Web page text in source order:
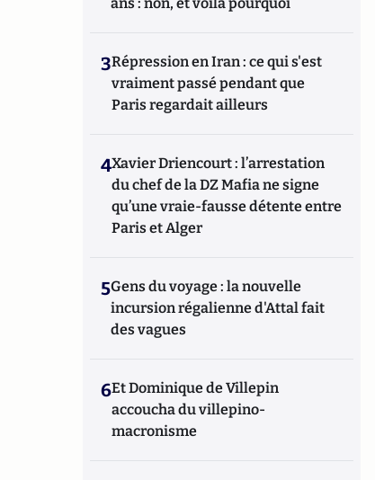
3Répression en Iran : ce qui s'est
vraiment passé pendant que
Paris regardait ailleurs
4Xavier Driencourt : l’arrestation
du chef de la DZ Mafia ne signe
qu’une vraie-fausse détente entre
Paris et Alger
5Gens du voyage : la nouvelle
incursion régalienne d'Attal fait
des vagues
6Et Dominique de Villepin
accoucha du villepino-
macronisme